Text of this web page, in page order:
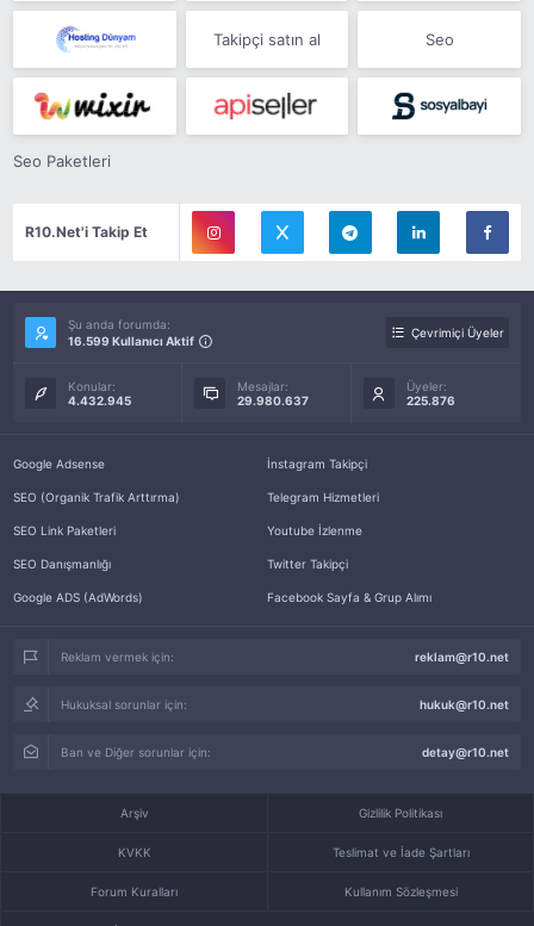
Takipçi satın al Seo
Seo Paketleri
R10.Net'i Takip Et
Şu anda forumda:
16.599 Kullanıcı Aktif
Çevrimiçi Üyeler
Konular:
4.432.945
Mesajlar:
29.980.637
Üyeler:
225.876
Google Adsense
SEO (Organik Trafik Arttırma)
SEO Link Paketleri
SEO Danışmanlığı
Google ADS (AdWords)
İnstagram Takipçi
Telegram Hizmetleri
Youtube İzlenme
Twitter Takipçi
Facebook Sayfa & Grup Alımı
Reklam vermek için: reklam@r10.net
Hukuksal sorunlar için: hukuk@r10.net
Ban ve Diğer sorunlar için: detay@r10.net
Arşiv Gizlilik Politikası
KVKK Teslimat ve İade Şartları
Forum Kuralları Kullanım Sözleşmesi